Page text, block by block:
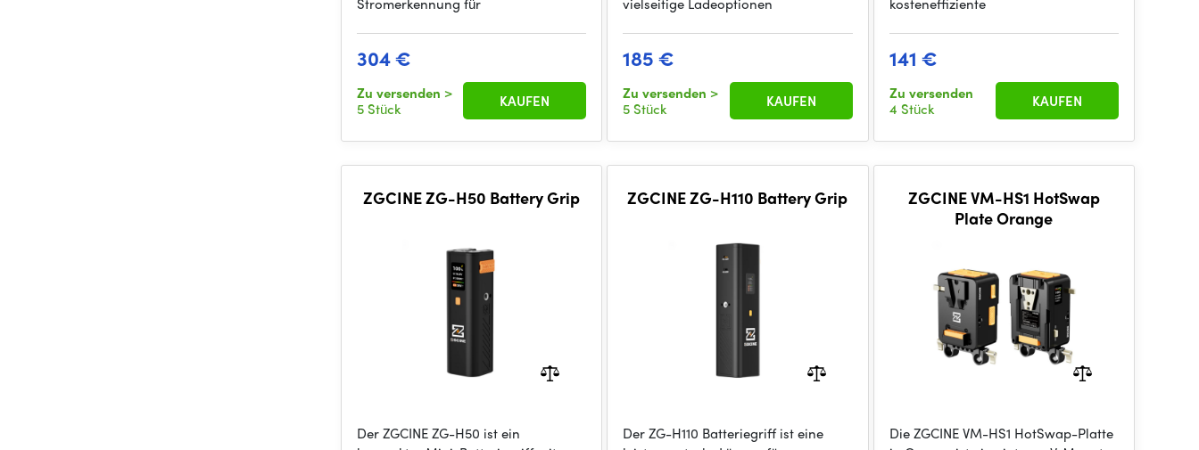
304 €
Zu versenden >
5 Stück
KAUFEN
185 €
Zu versenden >
5 Stück
KAUFEN
141 €
Zu versenden
4 Stück
KAUFEN
ZGCINE ZG-H50 Battery Grip
Der ZGCINE ZG-H50 ist ein
ZGCINE ZG-H110 Battery Grip
Der ZG-H110 Batteriegriff ist eine
ZGCINE VM-HS1 HotSwap
Plate Orange
Die ZGCINE VM-HS1 HotSwap-Platte